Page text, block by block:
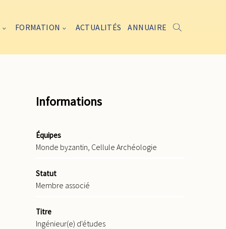
FORMATION ACTUALITÉS ANNUAIRE
Informations
Équipes
Monde byzantin, Cellule Archéologie
Statut
Membre associé
Titre
Ingénieur(e) d'études